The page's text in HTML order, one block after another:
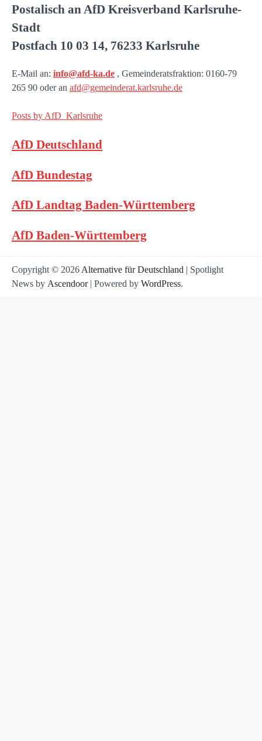
Postalisch an AfD Kreisverband Karlsruhe-
Stadt
Postfach 10 03 14, 76233 Karlsruhe
E-Mail an: info@afd-ka.de , Gemeinderatsfraktion: 0160-79
265 90 oder an afd@gemeinderat.karlsruhe.de
Posts by AfD_Karlsruhe
AfD Deutschland
AfD Bundestag
AfD Landtag Baden-Württemberg
AfD Baden-Württemberg
Copyright © 2026 Alternative für Deutschland | Spotlight
News by Ascendoor| Powered by WordPress.